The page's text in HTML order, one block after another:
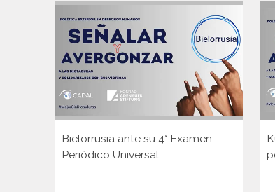
Bielorrusia ante su 4° Examen
Periódico Universal